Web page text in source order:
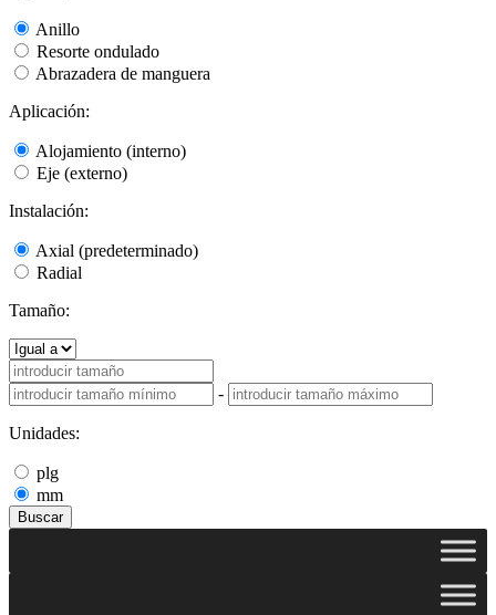
Anillo
Resorte ondulado
Abrazadera de manguera
Aplicación:
Alojamiento (interno)
Eje (externo)
Instalación:
Axial (predeterminado)
Radial
Tamaño:
-
Unidades:
plg
mm
Buscar